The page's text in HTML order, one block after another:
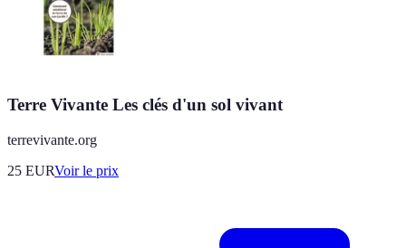
Terre Vivante Les clés d'un sol vivant
terrevivante.org
25 EURVoir le prix